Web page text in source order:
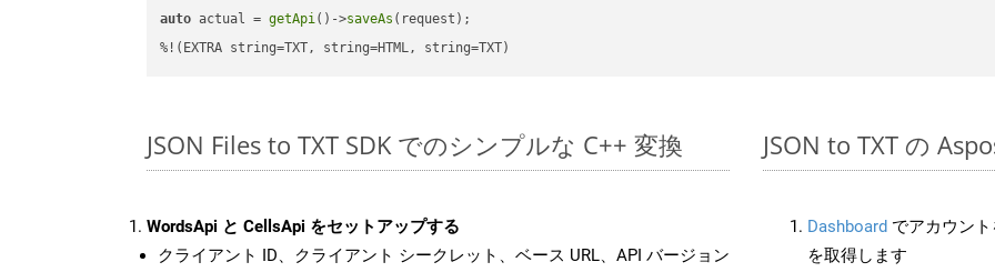
auto actual = getApi()->saveAs (request);
%!(EXTRA string=TXT, string=HTML, string=TXT)
JSON Files to TXT SDK でのシンプルな C++ 変換
WordsApi と CellsApi をセットアップする
クライアント ID、クライアント シークレット、ベース URL、API バージョン
JSON to TXT の
Dashboard でアカウン
を取得します